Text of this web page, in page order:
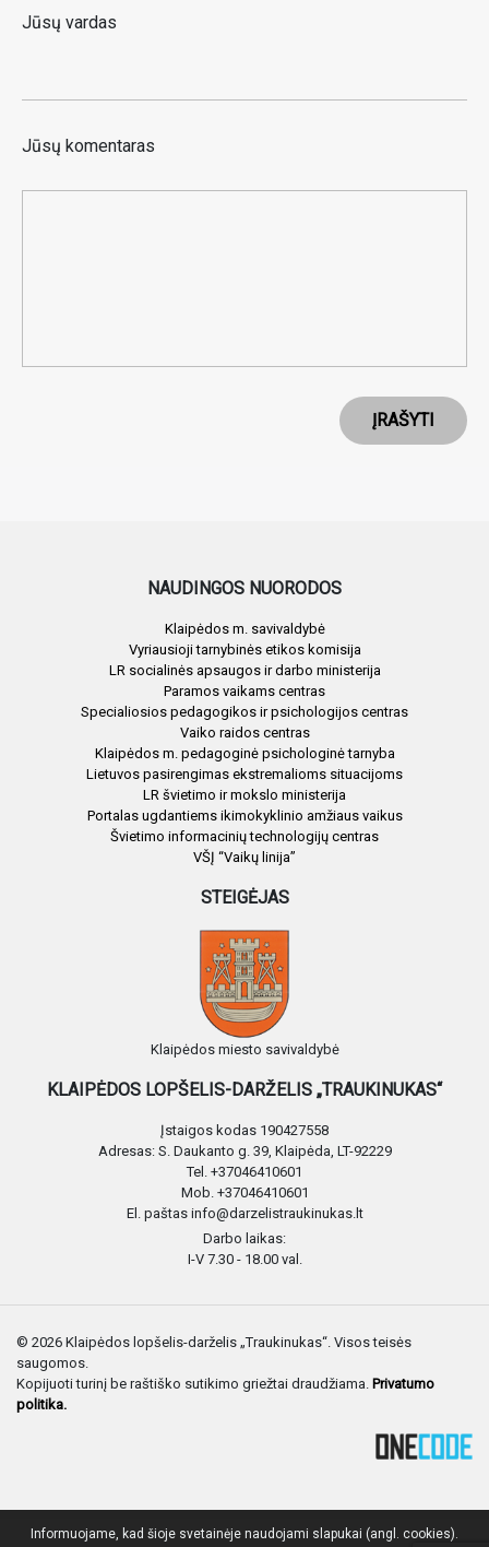
Jūsų vardas
Jūsų komentaras
ĮRAŠYTI
NAUDINGOS NUORODOS
Klaipėdos m. savivaldybė
Vyriausioji tarnybinės etikos komisija
LR socialinės apsaugos ir darbo ministerija
Paramos vaikams centras
Specialiosios pedagogikos ir psichologijos centras
Vaiko raidos centras
Klaipėdos m. pedagoginė psichologinė tarnyba
Lietuvos pasirengimas ekstremalioms situacijoms
LR švietimo ir mokslo ministerija
Portalas ugdantiems ikimokyklinio amžiaus vaikus
Švietimo informacinių technologijų centras
VŠĮ “Vaikų linija”
STEIGĖJAS
Klaipėdos miesto savivaldybė
KLAIPĖDOS LOPŠELIS-DARŽELIS „TRAUKINUKAS“
Įstaigos kodas 190427558
Adresas: S. Daukanto g. 39, Klaipėda, LT-92229
Tel. +37046410601
Mob. +37046410601
El. paštas info@darzelistraukinukas.lt
Darbo laikas:
I-V 7.30 - 18.00 val.
© 2026 Klaipėdos lopšelis-darželis „Traukinukas“. Visos teisės
saugomos.
Kopijuoti turinį be raštiško sutikimo griežtai draudžiama. Privatumo
politika.
Informuojame, kad šioje svetainėje naudojami slapukai (angl. cookies).